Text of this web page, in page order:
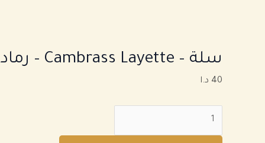
سلة – Cambrass Layette –
40 د.ا